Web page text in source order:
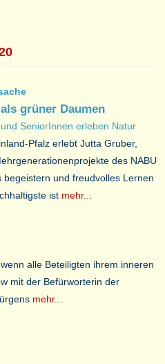
grüner Daumen
SeniorInnen erleben Natur
Pfalz erlebt Jutta Gruber,
des NABU
begeistern und freudvolles Lernen
ist mehr...
alle Beteiligten ihrem inneren
mit der Befürworterin der
mehr...